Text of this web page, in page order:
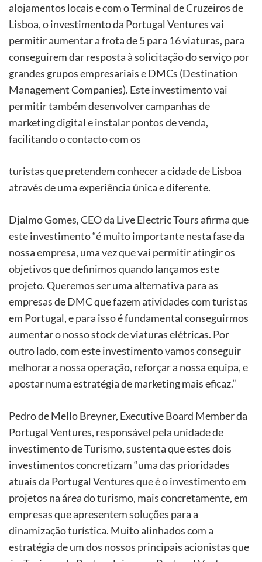
alojamentos locais e com o Terminal de Cruzeiros de
Lisboa, o investimento da Portugal Ventures vai
permitir aumentar a frota de 5 para 16 viaturas, para
conseguirem dar resposta à solicitação do serviço por
grandes grupos empresariais e DMCs (Destination
Management Companies). Este investimento vai
permitir também desenvolver campanhas de
marketing digital e instalar pontos de venda,
facilitando o contacto com os
turistas que pretendem conhecer a cidade de Lisboa
através de uma experiência única e diferente.
Djalmo Gomes, CEO da Live Electric Tours afirma que
este investimento “é muito importante nesta fase da
nossa empresa, uma vez que vai permitir atingir os
objetivos que definimos quando lançamos este
projeto. Queremos ser uma alternativa para as
empresas de DMC que fazem atividades com turistas
em Portugal, e para isso é fundamental conseguirmos
aumentar o nosso stock de viaturas elétricas. Por
outro lado, com este investimento vamos conseguir
melhorar a nossa operação, reforçar a nossa equipa, e
apostar numa estratégia de marketing mais eficaz.”
Pedro de Mello Breyner, Executive Board Member da
Portugal Ventures, responsável pela unidade de
investimento de Turismo, sustenta que estes dois
investimentos concretizam “uma das prioridades
atuais da Portugal Ventures que é o investimento em
projetos na área do turismo, mais concretamente, em
empresas que apresentem soluções para a
dinamização turística. Muito alinhados com a
estratégia de um dos nossos principais acionistas que